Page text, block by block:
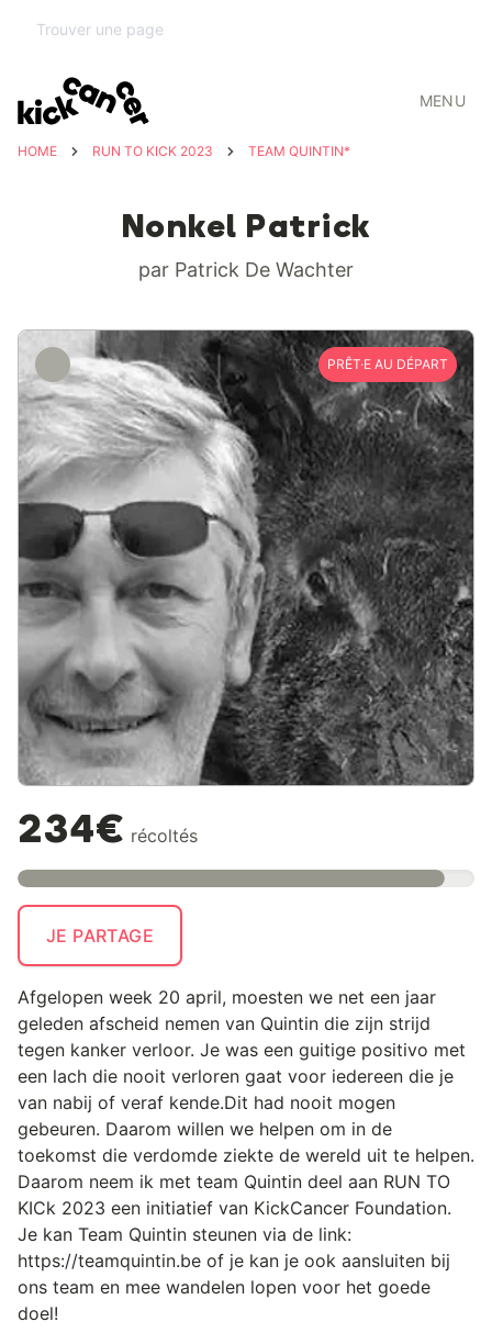
MENU
HOME RUN TO KICK 2023 TEAM QUINTIN*
Nonkel Patrick
par Patrick De Wachter
PRÊT·E AU DÉPART
234€ récoltés
JE PARTAGE
Afgelopen week 20 april, moesten we net een jaar
geleden afscheid nemen van Quintin die zijn strijd
tegen kanker verloor. Je was een guitige positivo met
een lach die nooit verloren gaat voor iedereen die je
van nabij of veraf kende.Dit had nooit mogen
gebeuren. Daarom willen we helpen om in de
toekomst die verdomde ziekte de wereld uit te helpen.
Daarom neem ik met team Quintin deel aan RUN TO
KICk 2023 een initiatief van KickCancer Foundation.
Je kan Team Quintin steunen via de link:
https://teamquintin.be of je kan je ook aansluiten bij
ons team en mee wandelen lopen voor het goede
doel!